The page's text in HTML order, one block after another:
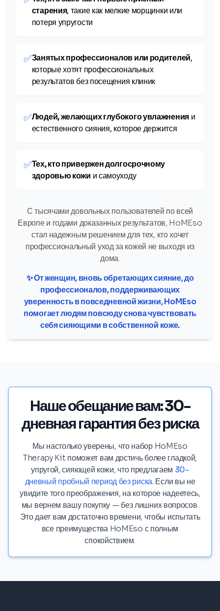
старения, такие как мелкие морщинки или
потеря упругости
✅Занятых профессионалов или родителей,
которые хотят профессиональных
результатов без посещения клиник
✅Людей, желающих глубокого увлажненияи
естественного сияния, которое держится
✅Тех, кто привержен долгосрочному
здоровью кожи и самоуходу
С тысячами довольных пользователей по всей
Европе и годами доказанных результатов, HoMEso
стал надежным решением для тех, кто хочет
профессиональный уход за кожей не выходя из
дома.
✨ От женщин, вновь обретающих сияние, до
профессионалов, поддерживающих
уверенность в повседневной жизни, HoMEso
помогает людям повсюду снова чувствовать
себя сияющими в собственной коже.
Наше обещание вам: 30-
дневная гарантия без риска
Мы настолько уверены, что набор HoMEso
Therapy Kit поможет вам достичь более гладкой,
упругой, сияющей кожи, что предлагаем 30-
дневный пробный период без риска. Если вы не
увидите того преображения, на которое надеетесь,
мы вернем вашу покупку — без лишних вопросов.
Это дает вам достаточно времени, чтобы испытать
все преимущества HoMEso с полным
спокойствием.